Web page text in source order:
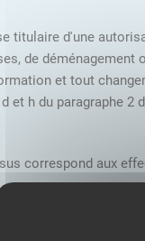
titulaire d'une
de
et tout
et h du paragraphe 2
correspond aux
est pas autorisé.